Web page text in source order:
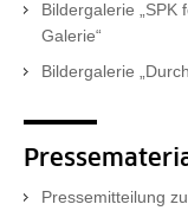
Bildergalerie „SPK
Galerie“
Bildergalerie
Pressemitteilung